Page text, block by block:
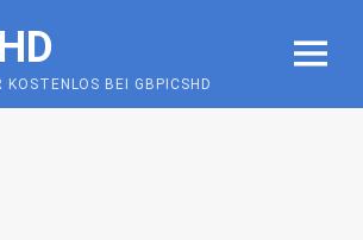
KOSTENLOS BEI GBPICSHD
MENU